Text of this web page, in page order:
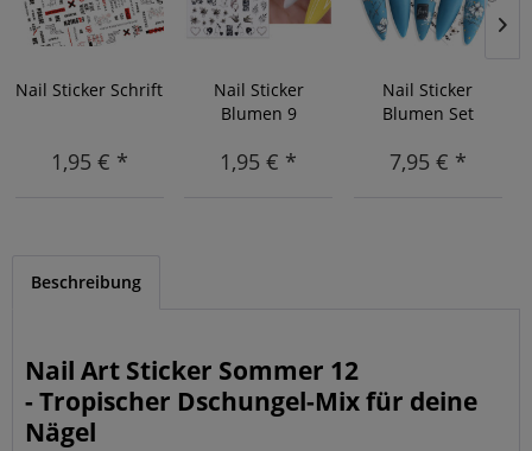
Nail Sticker Schrift
1,95 € *
Nail Sticker
Blumen 9
1,95 € *
Nail Sticker
Blumen Set
7,95 € *
Beschreibung
Nail Art Sticker Sommer 12
- Tropischer Dschungel-Mix für deine
Nägel